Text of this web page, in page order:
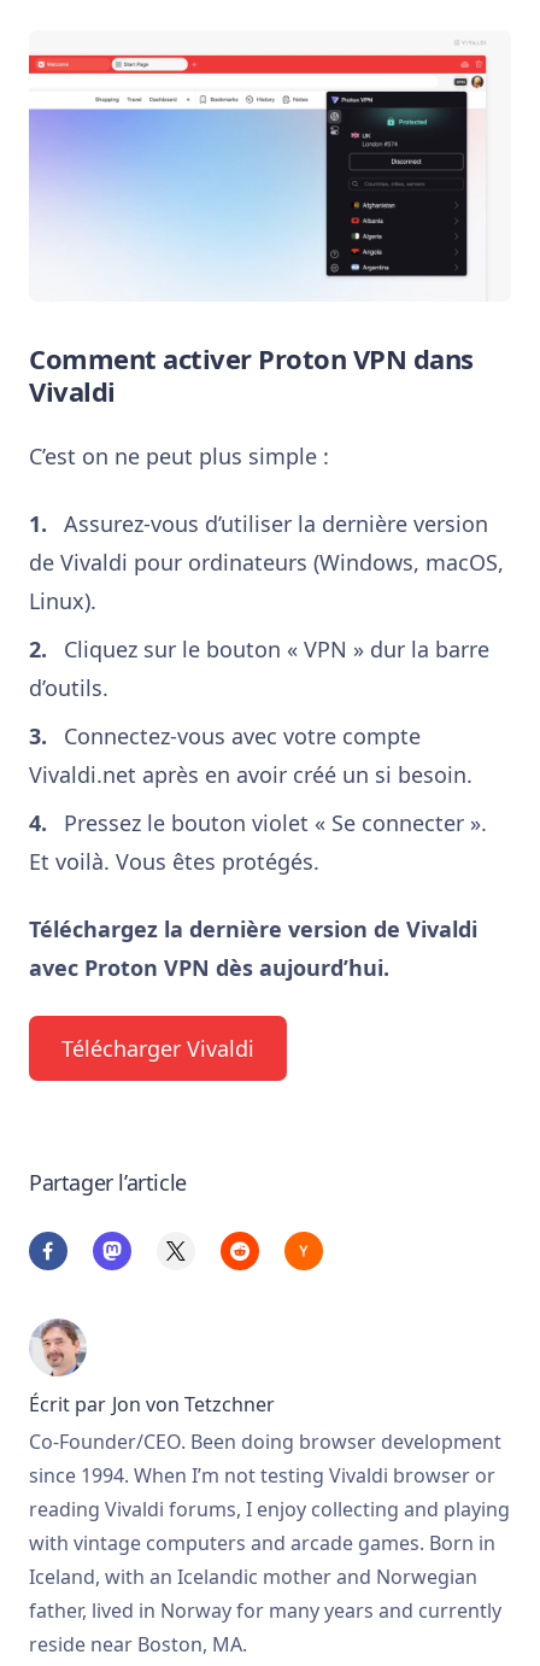
Comment activer Proton VPN dans
Vivaldi
C’est on ne peut plus simple :
Assurez-vous d’utiliser la dernière version
de Vivaldi pour ordinateurs (Windows, macOS,
Linux).
Cliquez sur le bouton « VPN » dur la barre
d’outils.
Connectez-vous avec votre compte
Vivaldi.net après en avoir créé un si besoin.
Pressez le bouton violet « Se connecter ».
Et voilà. Vous êtes protégés.
Téléchargez la dernière version de Vivaldi
avec Proton VPN dès aujourd’hui.
Télécharger Vivaldi
Partager l’article
Écrit par Jon von Tetzchner
Co-Founder/CEO. Been doing browser development
since 1994. When I’m not testing Vivaldi browser or
reading Vivaldi forums, I enjoy collecting and playing
with vintage computers and arcade games. Born in
Iceland, with an Icelandic mother and Norwegian
father, lived in Norway for many years and currently
reside near Boston, MA.